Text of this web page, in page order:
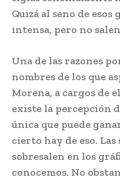
Quizá al seno de
intensa, pero no salen
Una de las razones
nombres de los que
Morena, a cargos de
existe la percepción
única que puede
cierto hay de eso.
sobresalen en los
conocemos. No